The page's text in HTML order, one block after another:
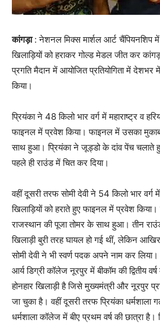
कांगड़ा: नेशनल मिक्स मार्शल आर्ट चैंपियनशिप में
खिलाड़ियों को हराकर गोल्ड मेडल जीत कर
प्रगति मैदान में आयोजित प्रतियोगिता में देशभर
किया।
प्रियंका ने 48 किलो भार वर्ग में महाराष्ट्र व
फाइनल में प्रवेश किया। फाइनल में उसका
साथ हुआ। प्रियंका ने जूड्डो के दांव पेंच चलाते
पहले ही राउंड में चित कर दिया।
वहीं दूसरी तरफ सोमी देवी ने 54 किलो भार वर्ग में
खिलाड़ियों को हराते हुए फाइनल में प्रवेश
राजस्थान की पूजा तोमर के साथ हुआ। तीन
खिलाड़ी बुरी तरह घायल हो गई थीं, लेकिन
सोमी देवी ने भी स्वर्ण पदक अपने नाम कर
आर्य डिग्री कॉलेज नूरपुर में बीकॉम की द्वितीय
होनहार खिलाड़ी है जिसे मुख्यमंत्री और नूरपुर
जा चुका है। वहीं दूसरी तरफ प्रियंका धर्मशाला
धर्मशाला कॉलेज में बीए प्रथम वर्ष की छात्रा